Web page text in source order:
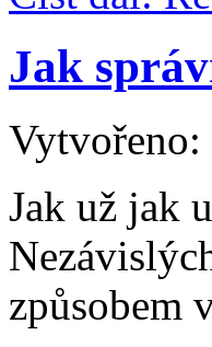
Jak
Jak už jak
způsobem